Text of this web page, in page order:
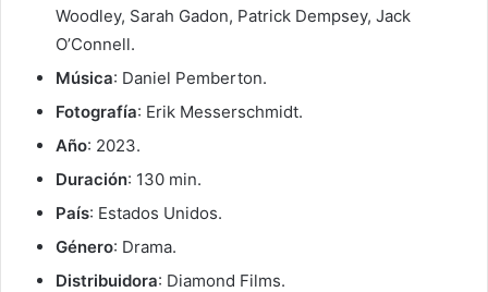
Woodley, Sarah Gadon, Patrick Dempsey, Jack
O’Connell.
Música: Daniel Pemberton.
Fotografía: Erik Messerschmidt.
Año: 2023.
Duración: 130 min.
País: Estados Unidos.
Género: Drama.
Distribuidora: Diamond Films.